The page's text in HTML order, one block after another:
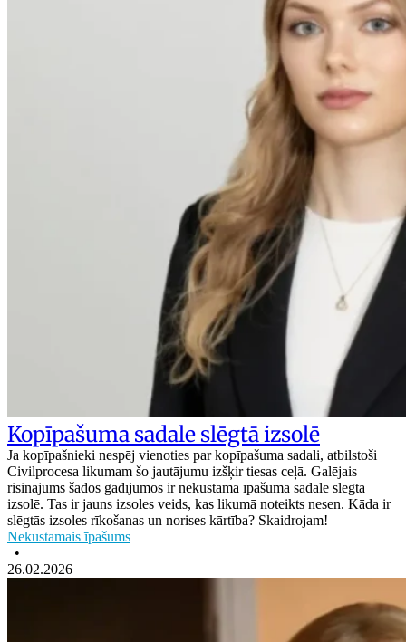
Kopīpašuma sadale slēgtā izsolē
Ja kopīpašnieki nespēj vienoties par kopīpašuma sadali, atbilstoši
Civilprocesa likumam šo jautājumu izšķir tiesas ceļā. Galējais
risinājums šādos gadījumos ir nekustamā īpašuma sadale slēgtā
izsolē. Tas ir jauns izsoles veids, kas likumā noteikts nesen. Kāda ir
slēgtās izsoles rīkošanas un norises kārtība? Skaidrojam!
Nekustamais īpašums
•
26.02.2026